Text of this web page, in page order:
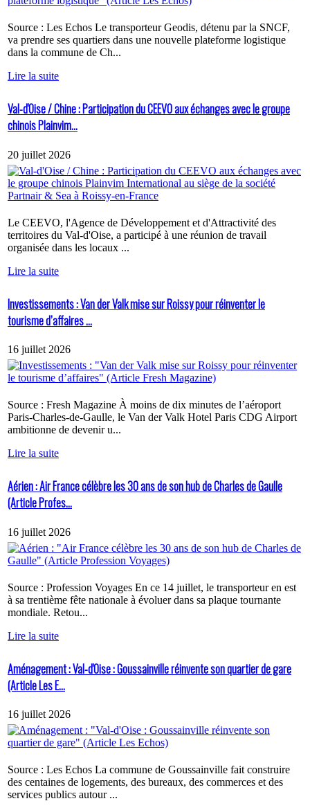
Source : Les Echos Le transporteur Geodis, détenu par la SNCF,
va prendre ses quartiers dans une nouvelle plateforme logistique
dans la commune de Ch...
Lire la suite
Val-d'Oise / Chine : Participation du CEEVO aux échanges avec le groupe
chinois Plainvim...
20 juillet 2026
Le CEEVO, l'Agence de Développement et d'Attractivité des
territoires du Val-d'Oise, a participé à une réunion de travail
organisée dans les locaux ...
Lire la suite
Investissements : Van der Valk mise sur Roissy pour réinventer le
tourisme d’affaires ...
16 juillet 2026
Source : Fresh Magazine À moins de dix minutes de l’aéroport
Paris-Charles-de-Gaulle, le Van der Valk Hotel Paris CDG Airport
ambitionne de devenir u...
Lire la suite
Aérien : Air France célèbre les 30 ans de son hub de Charles de Gaulle
(Article Profes...
16 juillet 2026
Source : Profession Voyages En ce 14 juillet, le transporteur en est
à sa trentième fête nationale à évoluer dans sa plaque tournante
mondiale. Retou...
Lire la suite
Aménagement : Val-d'Oise : Goussainville réinvente son quartier de gare
(Article Les E...
16 juillet 2026
Source : Les Echos La commune de Goussainville fait construire
des centaines de logements, des bureaux, des commerces et des
services publics autour ...